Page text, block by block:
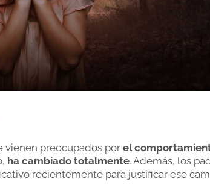
vienen preocupados por el
ha cambiado totalmente. Además, los
recientemente para justificar ese